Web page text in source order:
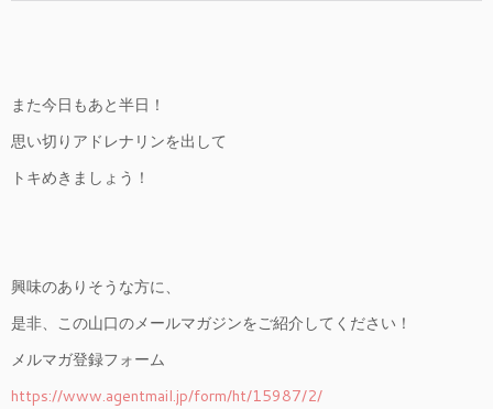
また今日もあと半日！
思い切りアドレナリンを出して
トキめきましょう！
興味のありそうな方に、
是非、この山口のメールマガジンをご紹介してください！
メルマガ登録フォーム
https://www.agentmail.jp/form/ht/15987/2/